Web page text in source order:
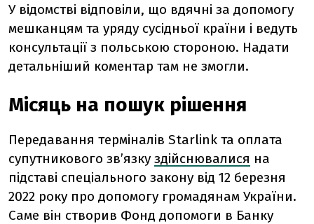
У відомстві відповіли, що вдячні за допомогу
мешканцям та уряду сусідньої країни і ведуть
консультації з польською стороною. Надати
детальніший коментар там не змогли.
Місяць на пошук рішення
Передавання терміналів Starlink та оплата
супутникового зв’язку здійснювалися на
підставі спеціального закону від 12 березня
2022 року про допомогу громадянам України.
Саме він створив Фонд допомоги в Банку